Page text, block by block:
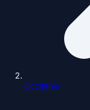
Occitanie